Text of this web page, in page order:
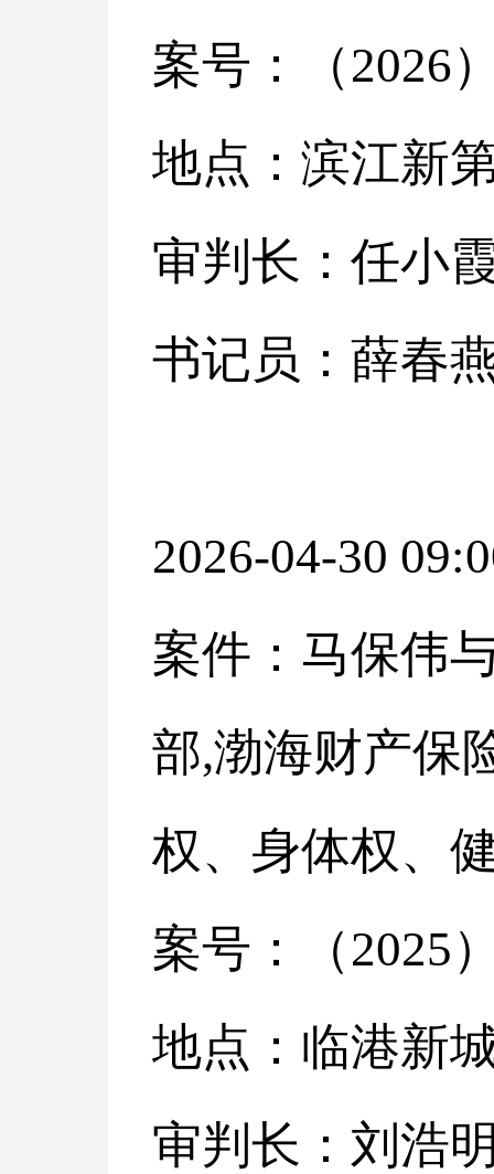
案号：（2026
地点：滨江新
审判长：任小
书记员：薛春
2026-04-30
案件：马保伟
部,渤海财产保
权、身体权、
案号：（2025
地点：临港新
审判长：刘浩